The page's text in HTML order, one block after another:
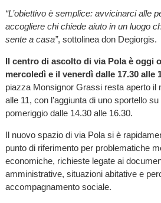
“L’obiettivo è semplice: avvicinarci alle
accogliere chi chiede aiuto in un luogo
sente a casa”, sottolinea don Degiorgis.
Il centro di ascolto di via Pola è oggi
mercoledì e il venerdì dalle 17.30 alle
piazza Monsignor Grassi resta aperto il
alle 11, con l’aggiunta di uno sportello
pomeriggio dalle 14.30 alle 16.30.
Il nuovo spazio di via Pola si è
punto di riferimento per problematiche
economiche, richieste legate ai
amministrative, situazioni abitative e
accompagnamento sociale.